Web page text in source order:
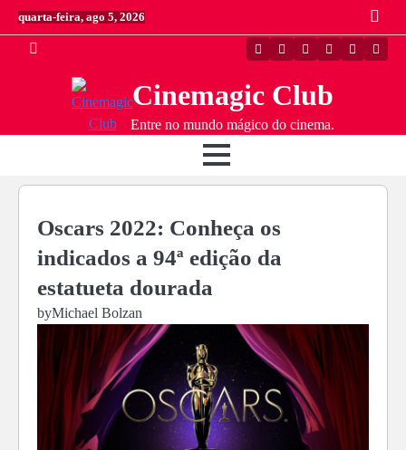
Skip
to
content
quarta-feira, ago 5, 2026
Cinemagic Club
Entre no mundo mágico do cinema.
TwitterInstagram
Facebook
Linkedin
Youtube
Oscars 2022: Conheça os
indicados a 94ª edição da
estatueta dourada
byMichael Bolzan